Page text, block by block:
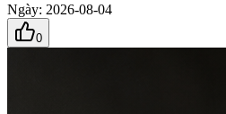
Ngày: 2026-08-04
0